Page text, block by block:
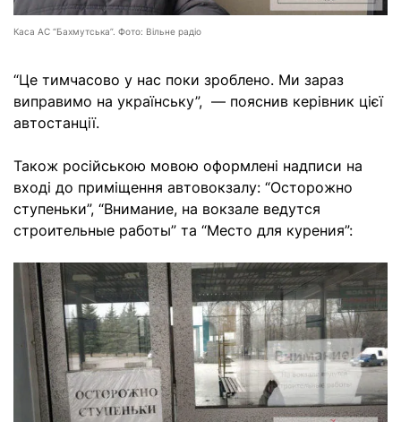
Каса АС “Бахмутська”. Фото: Вільне радіо
“Це тимчасово у нас поки зроблено. Ми зараз
виправимо на українську”, — пояснив керівник цієї
автостанції.
Також російською мовою оформлені надписи на
вході до приміщення автовокзалу: “Осторожно
ступеньки”, “Внимание, на вокзале ведутся
строительные работы” та “Место для курения”: